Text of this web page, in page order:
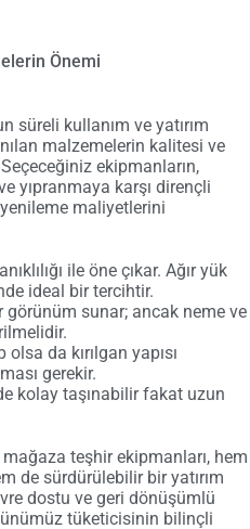
Önemi
süreli kullanım ve yatırım
malzemelerin kalitesi ve
Seçeceğiniz ekipmanların,
yıpranmaya karşı dirençli
maliyetlerini
ile öne çıkar. Ağır yük
ideal bir tercihtir.
görünüm sunar; ancak neme ve
da kırılgan yapısı
gerekir.
kolay taşınabilir fakat uzun
teşhir ekipmanları, hem
de sürdürülebilir bir yatırım
dostu ve geri dönüşümlü
tüketicisinin bilinçli